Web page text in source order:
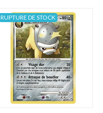
RUPTURE DE STOCK